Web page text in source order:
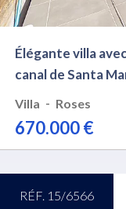
Élégante villa
canal de Santa
Villa - Roses
670.000 €
RÉF. 15/6566